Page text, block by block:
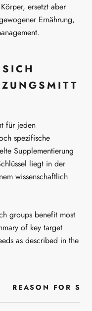
ersetzt aber
Ernährung,
für jeden
spezifische
Supplementierung
liegt in der
wissenschaftlich
groups benefit most
of key target
as described in the
REASON FOR